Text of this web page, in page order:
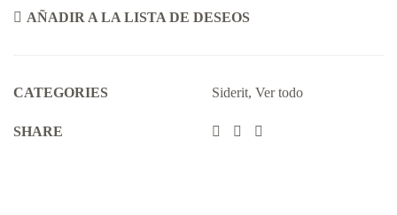
quantity
AÑADIR A LA LISTA DE DESEOS
CATEGORIES Siderit, Ver todo
SHARE